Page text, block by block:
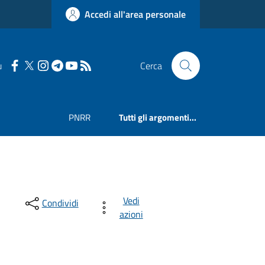
Accedi all'area personale
Cerca
PNRR Tutti gli argomenti...
Condividi
Vedi
azioni